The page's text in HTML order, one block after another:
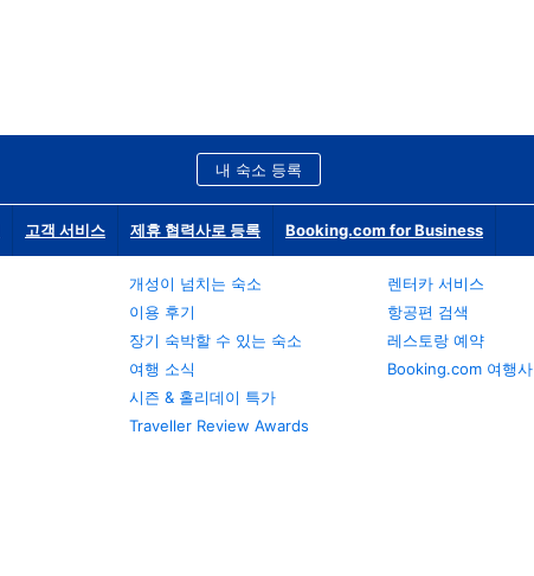
내 숙소 등록
고객 서비스 제휴 협력사로 등록 Booking.com for Business
개성이 넘치는 숙소
이용 후기
장기 숙박할 수 있는 숙소
여행 소식
시즌 & 홀리데이 특가
Traveller Review Awards
렌터카 서비스
항공편 검색
레스토랑 예약
Booking.com 여행사